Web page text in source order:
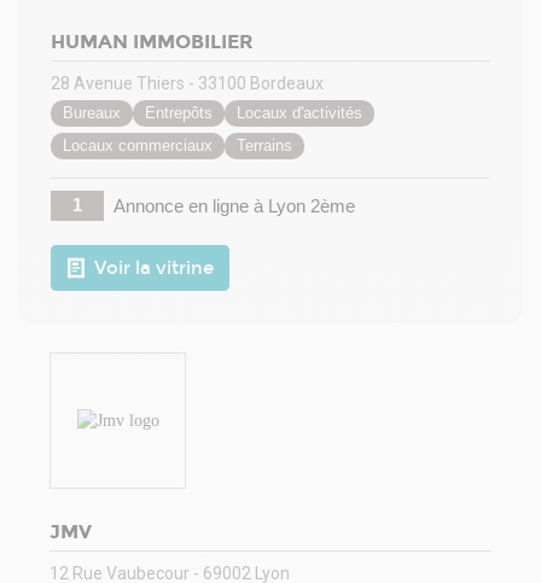
HUMAN IMMOBILIER
28 Avenue Thiers - 33100 Bordeaux
Bureaux Entrepôts
Locaux d'activités
Locaux commerciaux
Terrains
1 Annonce en ligneà Lyon 2ème
Voir la vitrine
JMV
12 Rue Vaubecour - 69002 Lyon